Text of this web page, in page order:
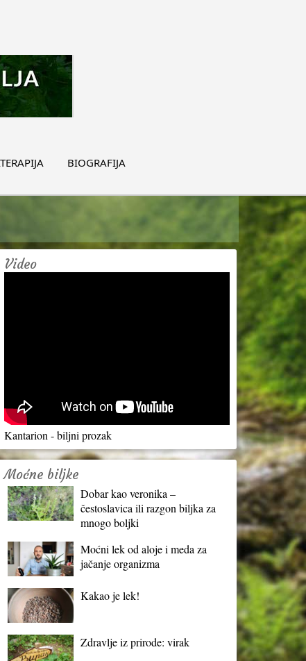
BIOGRAFIJA
Video
Kantarion - biljni prozak
Moćne biljke
Dobar kao veronika –
čestoslavica ili razgon biljka za
mnogo boljki
Moćni lek od aloje i meda za
jačanje organizma
Kakao je lek!
Zdravlje iz prirode: virak